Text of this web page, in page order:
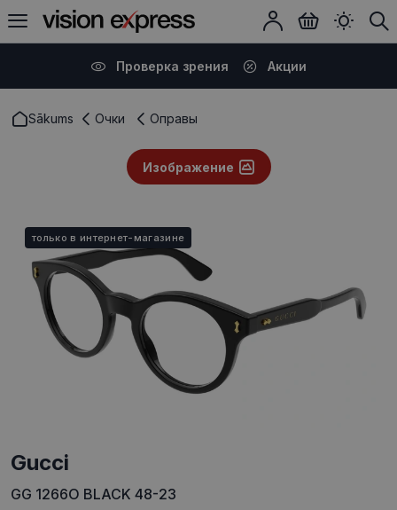
Проверка зрения Акции
Sākums Очки Оправы
Изображение
только в интернет-магазине
Gucci
GG 1266O BLACK 48-23